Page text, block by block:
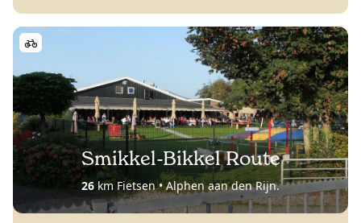
Smikkel-Bikkel Route
26km Fietsen • Alphen aan den Rijn.